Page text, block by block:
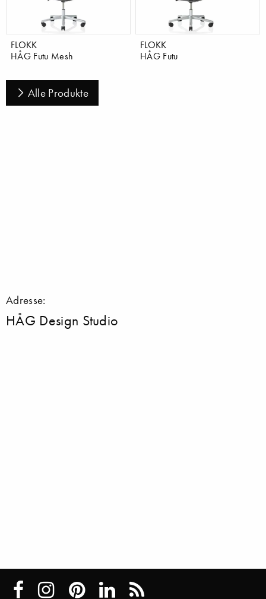
FLOKK
HÅG Futu Mesh
FLOKK
HÅG Futu
Alle Produkte
Adresse:
HÅG Design Studio